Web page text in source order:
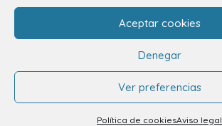
Aceptar cookies
Denegar
Ver preferencias
Política de cookiesAviso legal
Tu opinión nos importa